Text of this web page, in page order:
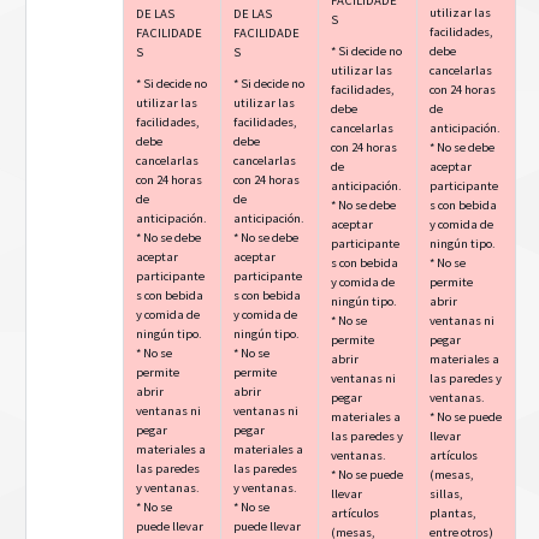
DE LAS
FACILIDADE
S
* Si decide no
utilizar las
facilidades,
debe
cancelarlas
con 24 horas
de
anticipación.
* No se debe
aceptar
participante
s con bebida
y comida de
ningún tipo.
* No se
permite
abrir
ventanas ni
pegar
materiales a
las paredes
y ventanas.
* No se
puede llevar
DE LAS
FACILIDADE
S
* Si decide no
utilizar las
facilidades,
debe
cancelarlas
con 24 horas
de
anticipación.
* No se debe
aceptar
participante
s con bebida
y comida de
ningún tipo.
* No se
permite
abrir
ventanas ni
pegar
materiales a
las paredes
y ventanas.
* No se
puede llevar
S
* Si decide no
utilizar las
facilidades,
debe
cancelarlas
con 24 horas
de
anticipación.
* No se debe
aceptar
participante
s con bebida
y comida de
ningún tipo.
* No se
permite
abrir
ventanas ni
pegar
materiales a
las paredes y
ventanas.
* No se puede
llevar
artículos
(mesas,
utilizar las
facilidades,
debe
cancelarlas
con 24 horas
de
anticipación.
* No se debe
aceptar
participante
s con bebida
y comida de
ningún tipo.
* No se
permite
abrir
ventanas ni
pegar
materiales a
las paredes y
ventanas.
* No se puede
llevar
artículos
(mesas,
sillas,
plantas,
entre otros)